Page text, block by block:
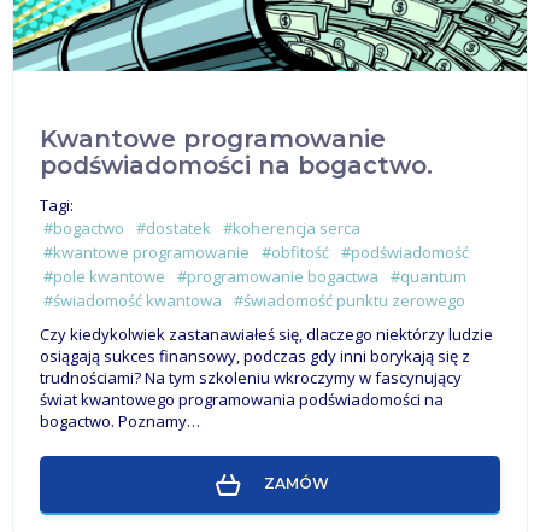
Kwantowe programowanie
podświadomości na bogactwo.
Tagi:
#bogactwo
#dostatek
#koherencja serca
#kwantowe programowanie
#obfitość #podświadomość
#pole kwantowe
#programowanie bogactwa
#quantum
#świadomość kwantowa
#świadomość punktu zerowego
Czy kiedykolwiek zastanawiałeś się, dlaczego niektórzy ludzie
osiągają sukces finansowy, podczas gdy inni borykają się z
trudnościami? Na tym szkoleniu wkroczymy w fascynujący
świat kwantowego programowania podświadomości na
bogactwo. Poznamy…
ZAMÓW